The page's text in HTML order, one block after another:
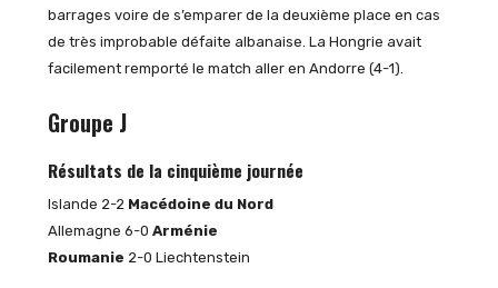
barrages voire de s’emparer de la deuxième place en cas
de très improbable défaite albanaise. La Hongrie avait
facilement remporté le match aller en Andorre (4-1).
Groupe J
Résultats de la cinquième journée
Islande 2-2 Macédoine du Nord
Allemagne 6-0 Arménie
Roumanie 2-0 Liechtenstein